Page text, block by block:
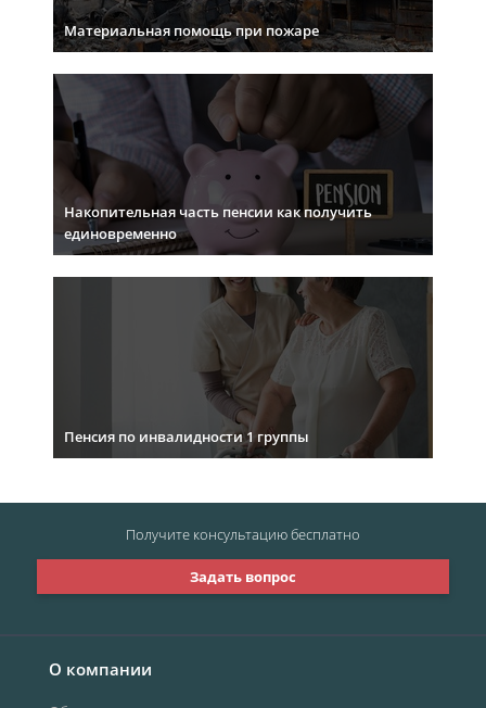
Материальная помощь при пожаре
Накопительная часть пенсии как получить
единовременно
Пенсия по инвалидности 1 группы
О компании
Задать вопрос
Получите консультациюбесплатно